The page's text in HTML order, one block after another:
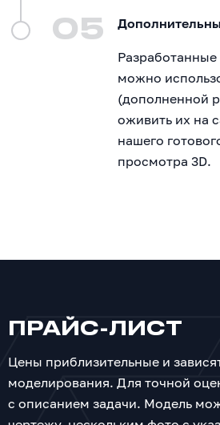
05
можно
(дополненной
оживить их на
нашего
просмотра 3D.
ПРАЙС-ЛИСТ
Цены приблизительные и
моделирования. Для точной
с описанием задачи. Модель